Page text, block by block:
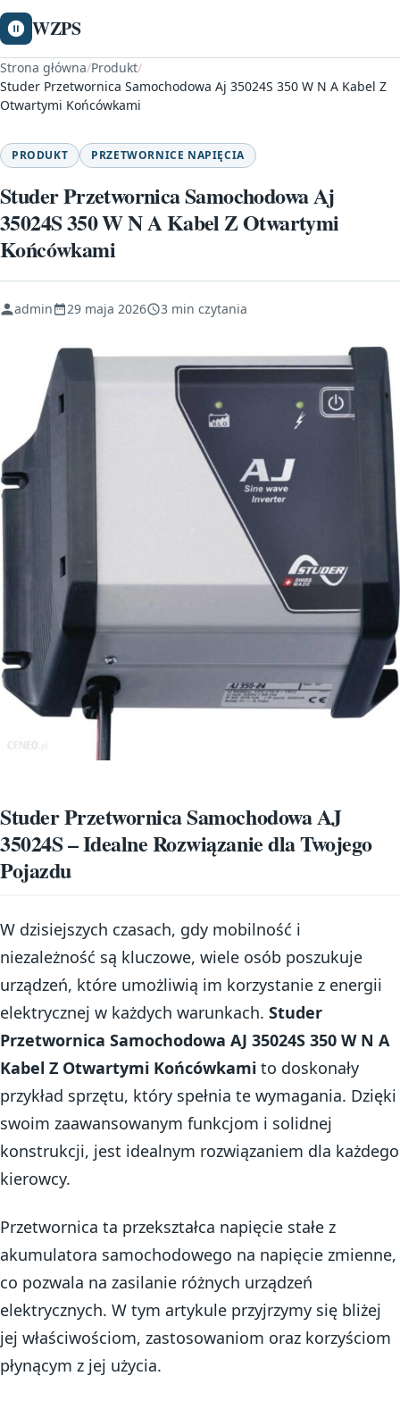
WZPS
Strona główna/Produkt/
Studer Przetwornica Samochodowa Aj 35024S 350 W N A Kabel Z
Otwartymi Końcówkami
PRODUKT PRZETWORNICE NAPIĘCIA
Studer Przetwornica Samochodowa Aj
35024S 350 W N A Kabel Z Otwartymi
Końcówkami
admin 29 maja 2026 3 min czytania
Studer Przetwornica Samochodowa AJ
35024S – Idealne Rozwiązanie dla Twojego
Pojazdu
W dzisiejszych czasach, gdy mobilność i
niezależność są kluczowe, wiele osób poszukuje
urządzeń, które umożliwią im korzystanie z energii
elektrycznej w każdych warunkach. Studer
Przetwornica Samochodowa AJ 35024S 350 W N A
Kabel Z Otwartymi Końcówkami to doskonały
przykład sprzętu, który spełnia te wymagania. Dzięki
swoim zaawansowanym funkcjom i solidnej
konstrukcji, jest idealnym rozwiązaniem dla każdego
kierowcy.
Przetwornica ta przekształca napięcie stałe z
akumulatora samochodowego na napięcie zmienne,
co pozwala na zasilanie różnych urządzeń
elektrycznych. W tym artykule przyjrzymy się bliżej
jej właściwościom, zastosowaniom oraz korzyściom
płynącym z jej użycia.